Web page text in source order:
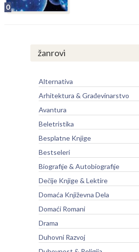
0
žanrovi
Alternativa
Arhitektura & Građevinarstvo
Avantura
Beletristika
Besplatne Knjige
Bestseleri
Biografije & Autobiografije
Dečije Knjige & Lektire
Domaća Književna Dela
Domaći Romani
Drama
Duhovni Razvoj